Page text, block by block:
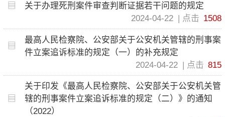
关于办理死刑案件审查判断证据若干问题的规定
2024-04-22
点击 1508
最高人民检察院、公安部关于公安机关管辖的刑事案
件立案追诉标准的规定（一）的补充规定
2024-04-22
点击 815
关于印发《最高人民检察院、公安部关于公安机关管
辖的刑事案件立案追诉标准的规定（二）》的通知
（2022）